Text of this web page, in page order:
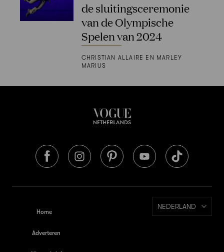
de sluitingsceremonie
van de Olympische
Spelen van 2024
CHRISTIAN ALLAIRE EN MARLEY
MARIUS
Home
Adverteren
NEDERLAND